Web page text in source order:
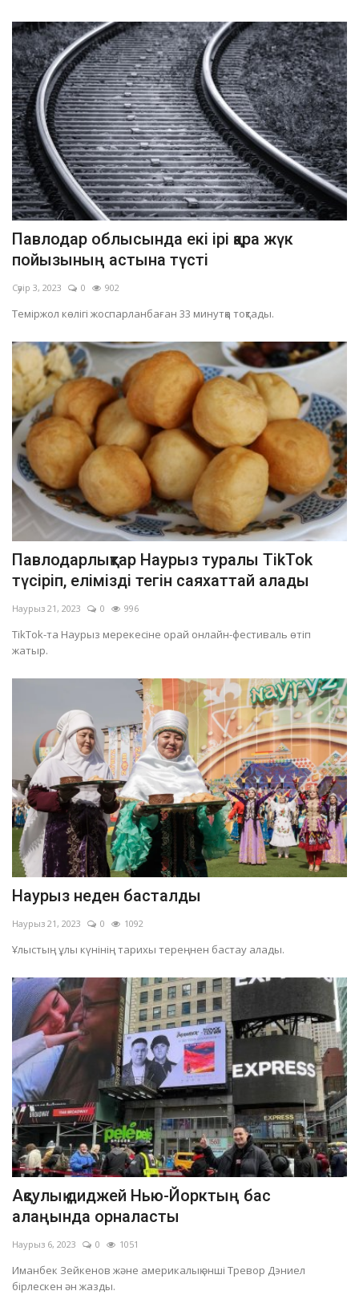
Павлодар облысында екі ірі қара жүк
пойызының астына түсті
Сәуір 3, 2023 0 902
Теміржол көлігі жоспарланбаған 33 минутқа тоқтады.
Павлодарлықтар Наурыз туралы TikTok
түсіріп, елімізді тегін саяхаттай алады
Наурыз 21, 2023 0 996
TikTok-та Наурыз мерекесіне орай онлайн-фестиваль өтіп
жатыр.
Наурыз неден басталды
Наурыз 21, 2023 0 1092
Ұлыстың ұлы күнінің тарихы тереңнен бастау алады.
Ақсулық диджей Нью-Йорктың бас
алаңында орналасты
Наурыз 6, 2023 0 1051
Иманбек Зейкенов және америкалық әнші Тревор Дэниел
бірлескен ән жазды.